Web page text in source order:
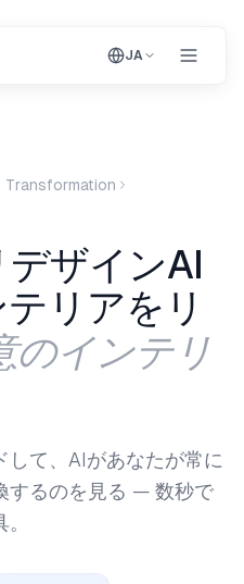
JA
Transformation
ザインAI
リアをリ
のインテリ
て、AIがあなたが常に
するのを見る — 数秒で